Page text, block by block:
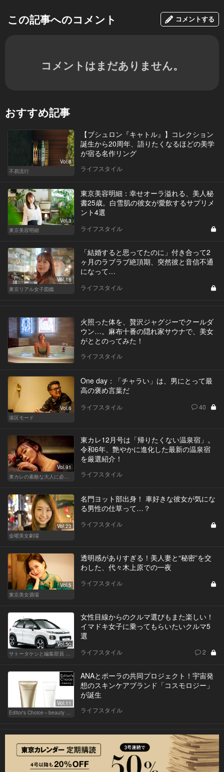
この記事へのコメント コメントする
コメントはまだありません。
おすすめ記事
Vol.8
不易流行
【ブシュロン『キャトル』】コレクション
誕生から20周年、語りたくなるほどの美学
が宿る名作リング
ライフスタイル
Vol.3
東京美容明細
東京美容明細：幸せオーラ溢れる、美人秘
書25歳。白雪肌の彼女が愛飲するサプリメ
ント4選
ライフスタイル
Vol.16
東京リアル女子図鑑
「結婚すると思ってたのに」付き合って2
ヶ月のラブラブ絶頂期、突然彼と音信不通
になって…
ライフスタイル
火照った体を、贅沢ジャグジーでクールダ
ウン…。麻布十番の隠れ家サウナで、美女
がととのってみた！
ライフスタイル
Vol.6
港区モード
One day：「チャラい」は、男にとって最
高の褒め言葉だ
ライフスタイル 40
Vol.91
東カレの素敵な大人に必要なこと
東カレ12月号は「帰りたくない温泉宿」。
令和6年、艶やかに進化した最新の温泉宿
を厳選紹介！
ライフスタイル
Vol.23
金曜美女劇場
名門ヨット部出身！ 車好きな彼女が気にな
る男性の仕草って…？
ライフスタイル
Vol.5
東京美女酒場
透明感がありすぎる！美人妻と“秘密”を交
わした、代々木上原での一夜
ライフスタイル
Vol.50
サトータケシと編集部員 船山の"CAR GENTSへの道"
女性目線からのクルマ選びもまた楽しい！
イマドキ女子に乗ってもらいたいクルマ5
選
ライフスタイル 2
Vol.11
Editor's Choice～beauty & wellness～
ANAとポーラの共同プロジェクト！宇宙発
想のスキンケアブランド「コスモロジー」
が誕生
ライフスタイル